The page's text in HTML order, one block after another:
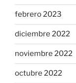
febrero 2023
diciembre 2022
noviembre 2022
octubre 2022